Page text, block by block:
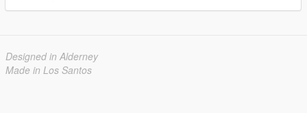
Designed in Alderney
Made in Los Santos